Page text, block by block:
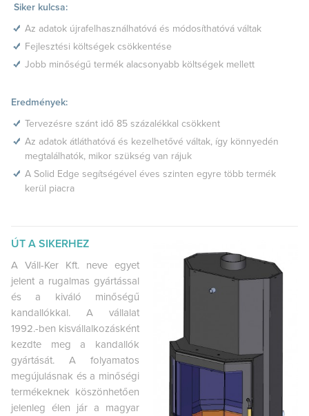
Siker kulcsa:
Az adatok újrafelhasználhatóvá és módosíthatóvá váltak
Fejlesztési költségek csökkentése
Jobb minőségű termék alacsonyabb költségek mellett
Eredmények:
Tervezésre szánt idő 85 százalékkal csökkent
Az adatok átláthatóvá és kezelhetővé váltak, így könnyedén
megtalálhatók, mikor szükség van rájuk
A Solid Edge segítségével éves szinten egyre több termék
kerül piacra
ÚT A SIKERHEZ
A Váll-Ker Kft. neve egyet
jelent a rugalmas gyártással
és a kiváló minőségű
kandallókkal. A vállalat
1992.-ben kisvállalkozásként
kezdte meg a kandallók
gyártását. A folyamatos
megújulásnak és a minőségi
termékeknek köszönhetően
jelenleg élen jár a magyar